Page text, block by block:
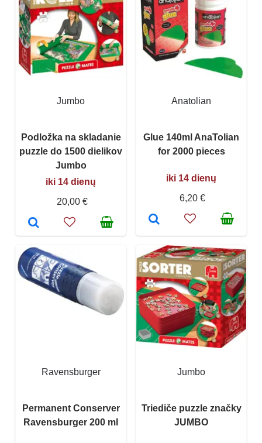
Jumbo
Podložka na skladanie
puzzle do 1500 dielikov
Jumbo
iki 14 dienų
20,00 €
Anatolian
Glue 140ml AnaTolian
for 2000 pieces
iki 14 dienų
6,20 €
Ravensburger
Permanent Conserver
Ravensburger 200 ml
Jumbo
Triediče puzzle značky
JUMBO